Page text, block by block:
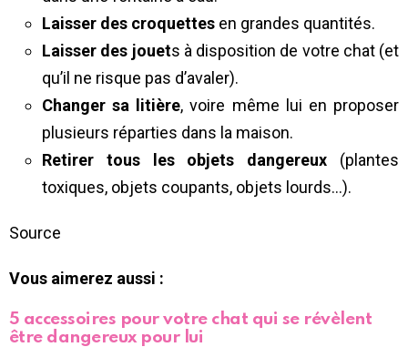
Laisser des croquettes en grandes quantités.
Laisser des jouets à disposition de votre chat (et
qu’il ne risque pas d’avaler).
Changer sa litière, voire même lui en proposer
plusieurs réparties dans la maison.
Retirer tous les objets dangereux (plantes
toxiques, objets coupants, objets lourds…).
Source
Vous aimerez aussi :
5 accessoires pour votre chat qui se révèlent
être dangereux pour lui